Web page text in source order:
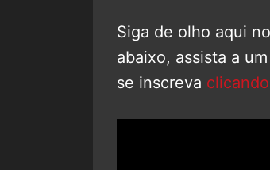
Siga de olho aqui
abaixo, assista a
se inscreva